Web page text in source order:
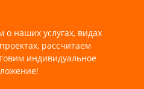
о наших услугах, видах
рассчитаем
индивидуальное